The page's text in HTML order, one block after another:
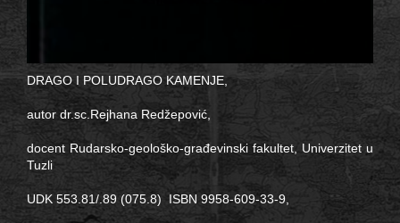
DRAGO I POLUDRAGO KAMENJE,
autor dr.sc.Rejhana Redžepović,
docent Rudarsko-geološko-građevinski fakultet, Univerzitet u
Tuzli
UDK 553.81/.89 (075.8) ISBN 9958-609-33-9,